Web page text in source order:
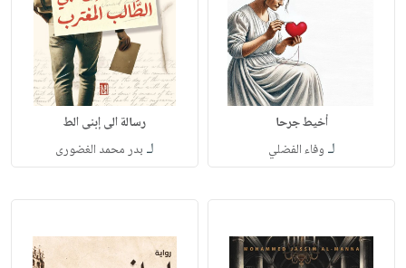
أخيط جرحا
لـ وفاء الفضلي
رسالة الى إبنى الط
لـ بدر محمد الغضورى